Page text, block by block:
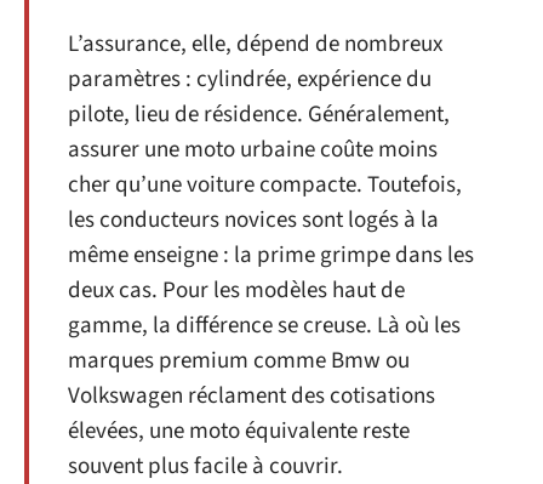
L’assurance, elle, dépend de nombreux
paramètres : cylindrée, expérience du
pilote, lieu de résidence. Généralement,
assurer une moto urbaine coûte moins
cher qu’une voiture compacte. Toutefois,
les conducteurs novices sont logés à la
même enseigne : la prime grimpe dans les
deux cas. Pour les modèles haut de
gamme, la différence se creuse. Là où les
marques premium comme Bmw ou
Volkswagen réclament des cotisations
élevées, une moto équivalente reste
souvent plus facile à couvrir.